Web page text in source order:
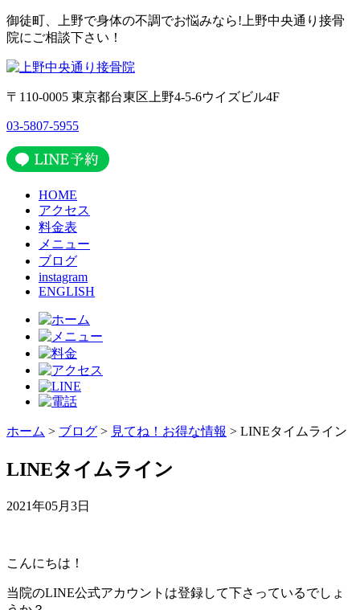
御徒町、上野で身体の不調でお悩みなら!上野中央通り接骨
院にご相談下さい！
〒110-0005 東京都台東区上野4-5-6ウイズビル4F
03-5807-5955
HOME
アクセス
料金表
メニュー
ブログ
instagram
ENGLISH
ホーム > ブログ > 見てね！お得な情報 > LINEタイムライン
LINEタイムライン
2021年05月3日
こんにちは！
当院のLINE公式アカウントは登録して下さっているでしょ